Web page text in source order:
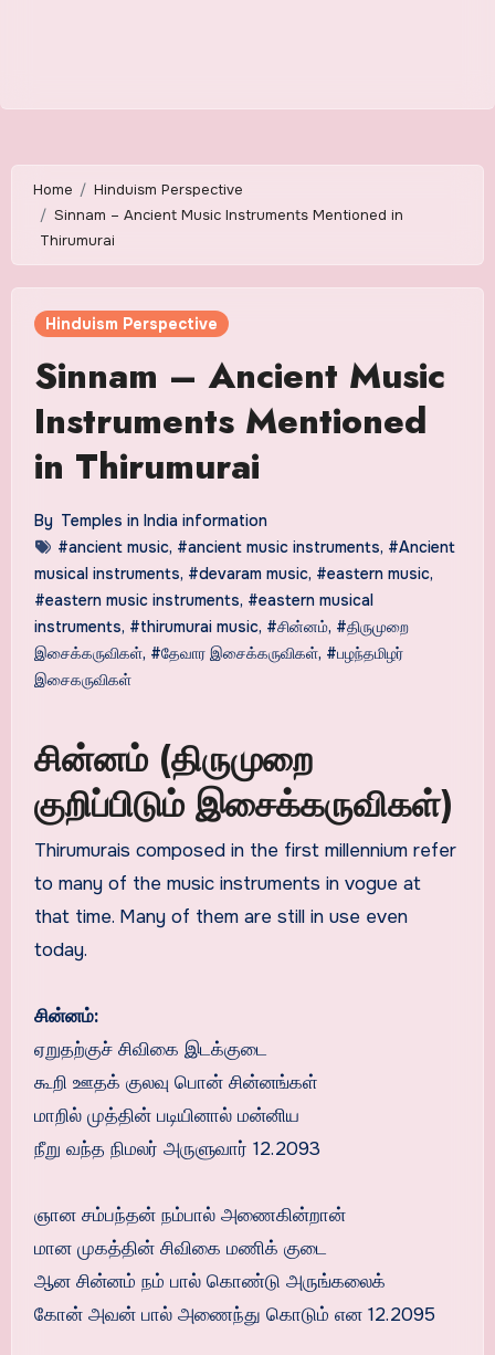
Home
Hinduism Perspective
Sinnam – Ancient Music Instruments Mentioned in
Thirumurai
Hinduism Perspective
Sinnam – Ancient Music
Instruments Mentioned
in Thirumurai
By Temples in India information
#ancient music, #ancient music instruments, #Ancient
musical instruments, #devaram music, #eastern music,
#eastern music instruments, #eastern musical
instruments, #thirumurai music, #சின்னம், #திருமுறை
இசைக்கருவிகள், #தேவார இசைக்கருவிகள், #பழந்தமிழர்
இசைகருவிகள்
சின்னம் (திருமுறை
குறிப்பிடும் இசைக்கருவிகள்)
Thirumurais composed in the first millennium refer
to many of the music instruments in vogue at
that time. Many of them are still in use even
today.
சின்னம்:
ஏறுதற்குச் சிவிகை இடக்குடை
கூறி ஊதக் குலவு பொன் சின்னங்கள்
மாறில் முத்தின் படியினால் மன்னிய
நீறு வந்த நிமலர் அருளுவார் 12.2093
ஞான சம்பந்தன் நம்பால் அணைகின்றான்
மான முகத்தின் சிவிகை மணிக் குடை
ஆன சின்னம் நம் பால் கொண்டு அருங்கலைக்
கோன் அவன் பால் அணைந்து கொடும் என 12.2095